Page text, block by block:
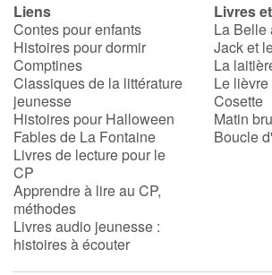
Liens
Contes pour enfants
Histoires pour dormir
Comptines
Classiques de la littérature
jeunesse
Histoires pour Halloween
Fables de La Fontaine
Livres de lecture pour le
CP
Apprendre à lire au CP,
méthodes
Livres audio jeunesse :
histoires à écouter
Livres
La Belle
Jack et
La
Le
Cosette
Matin
Boucle